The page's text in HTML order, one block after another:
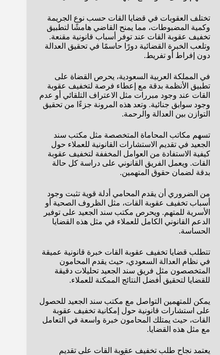
تختلف العقوبات في قضايا القات حسب نوع الجريمة
وكمية المضبوطات، مما يمنح القاضي هامشًا لتطبيق
تخفيف عقوبة القات عند توفر أسباب قانونية مقنعة.
وتلعب الخبرة القضائية دورًا حاسمًا في تحقيق العدالة
دون إفراط أو تفريط.
في المملكة العربية السعودية، يحرص القضاة على
تطبيق الأنظمة بدقة مع إعطاء فرصة لتخفيف عقوبة
القات عند وجود مبررات مثل الاعتراف التلقائي أو عدم
وجود سوابق جنائية. وتعد هذه المرونة جزءًا من تحقيق
التوازن بين العدالة والرحمة.
تسهم مكاتب المحاماة المتخصصة مثل مكتب سند
الجعيد في تقديم الاستشارات القانونية للعملاء حول
كيفية الاستفادة من العوامل المخففة لتخفيف عقوبة
القات. ويعمل الفريق القانوني على دراسة كل حالة
بدقة لضمان حقوق المتهمين.
من الضروري أن يقدم المحامي أدلة قوية تثبت وجود
أسباب تخفيف عقوبة القات، مثل الظروف الصحية أو
الأسرية للمتهم. ويحرص مكتب سند الجعيد على توفير
الدعم القانوني الكامل للعملاء في مثل هذه القضايا
الحساسة.
تتطلب قضايا تخفيف عقوبة القات خبرة قانونية عميقة
في نظام العدالة السعودي، حيث يقدم المحامون
المتخصصون مثل فريق سند الجعيد تحليلات دقيقة
للقضايا لتحقيق أفضل النتائج الممكنة للعملاء.
يمكن للمتهمين التواصل مع مكتب سند الجعيد للحصول
على استشارات قانونية حول إمكانية تخفيف عقوبة
القات، حيث يمتلك المحامون خبرة واسعة في التعامل
مع مثل هذه القضايا.
يعتمد نجاح طلب تخفيف عقوبة القات على تقديم